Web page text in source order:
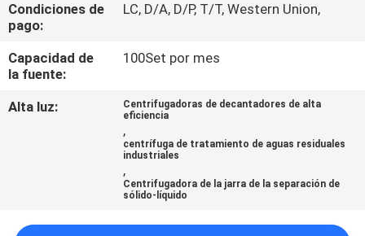
DE
CALIDAD
NOTICIAS
Condiciones de
pago:
LC, D/A, D/P, T/T, Western Union,
Capacidad de
la fuente:
100Set por mes
Alta luz:
Centrifugadoras de decantadores de alta
eficiencia
,
centrífuga de tratamiento de aguas residuales
industriales
,
Centrifugadora de la jarra de la separación de
sólido-líquido